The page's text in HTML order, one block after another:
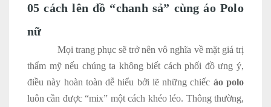
05 cách lên đồ “chanh sả” cùng áo Polo
nữ
Mọi trang phục sẽ trở nên vô nghĩa về mặt giá trị
thẩm mỹ nếu chúng ta không biết cách phối đồ ưng ý,
điều này hoàn toàn dễ hiểu bởi lẽ những chiếc áo polo
luôn cần được “mix” một cách khéo léo. Thông thường,